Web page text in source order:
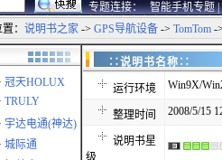
专题连接： 智能手机专题 |
： 说明书之家 -> GPS导航设备 -> TomTom -
· 冠天HOLUX
· TRULY
· 宇达电通(神达)
· 城际通
∷说明书名
运行环境 Win9X/
整理时间 2008/5/15
说明书星
级